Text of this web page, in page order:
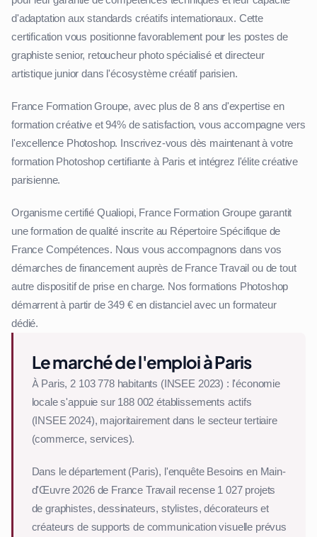
d'adaptation aux standards créatifs internationaux. Cette
certification vous positionne favorablement pour les postes de
graphiste senior, retoucheur photo spécialisé et directeur
artistique junior dans l'écosystème créatif parisien.
France Formation Groupe, avec plus de 8 ans d'expertise en
formation créative et 94% de satisfaction, vous accompagne vers
l'excellence Photoshop. Inscrivez-vous dès maintenant à votre
formation Photoshop certifiante à Paris et intégrez l'élite créative
parisienne.
Organisme certifié Qualiopi, France Formation Groupe garantit
une formation de qualité inscrite au Répertoire Spécifique de
France Compétences. Nous vous accompagnons dans vos
démarches de financement auprès de France Travail ou de tout
autre dispositif de prise en charge. Nos formations Photoshop
démarrent à partir de 349 € en distanciel avec un formateur
dédié.
Le marché de l'emploi à Paris
À Paris, 2 103 778 habitants (INSEE 2023) : l'économie
locale s'appuie sur 188 002 établissements actifs
(INSEE 2024), majoritairement dans le secteur tertiaire
(commerce, services).
Dans le département (Paris), l'enquête Besoins en Main-
d'Œuvre 2026 de France Travail recense 1 027 projets
de graphistes, dessinateurs, stylistes, décorateurs et
créateurs de supports de communication visuelle prévus